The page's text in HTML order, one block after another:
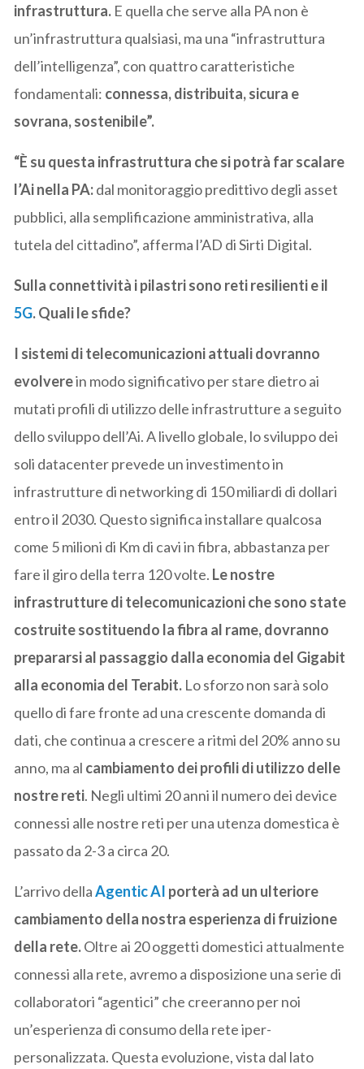
infrastruttura. E quella che serve alla PA non è
un’infrastruttura qualsiasi, ma una “infrastruttura
dell’intelligenza”, con quattro caratteristiche
fondamentali: connessa, distribuita, sicura e
sovrana, sostenibile”.
“È su questa infrastruttura che si potrà far scalare
l’Ai nella PA:dal monitoraggio predittivo degli asset
pubblici, alla semplificazione amministrativa, alla
tutela del cittadino”, afferma l’AD di Sirti Digital.
Sulla connettività i pilastri sono reti resilienti e il
5G. Quali le sfide?
I sistemi di telecomunicazioni attuali dovranno
evolverein modo significativo per stare dietro ai
mutati profili di utilizzo delle infrastrutture a seguito
dello sviluppo dell’Ai. A livello globale, lo sviluppo dei
soli datacenter prevede un investimento in
infrastrutture di networking di 150 miliardi di dollari
entro il 2030. Questo significa installare qualcosa
come 5 milioni di Km di cavi in fibra, abbastanza per
fare il giro della terra 120 volte. Le nostre
infrastrutture di telecomunicazioni che sono state
costruite sostituendo la fibra al rame, dovranno
prepararsi al passaggio dalla economia del Gigabit
alla economia del Terabit. Lo sforzo non sarà solo
quello di fare fronte ad una crescente domanda di
dati, che continua a crescere a ritmi del 20% anno su
anno, ma al cambiamento dei profili di utilizzo delle
nostre reti. Negli ultimi 20 anni il numero dei device
connessi alle nostre reti per una utenza domestica è
passato da 2-3 a circa 20.
L’arrivo dellaAgentic AI porterà ad un ulteriore
cambiamento della nostra esperienza di fruizione
della rete.Oltre ai 20 oggetti domestici attualmente
connessi alla rete, avremo a disposizione una serie di
collaboratori “agentici” che creeranno per noi
un’esperienza di consumo della rete iper-
personalizzata. Questa evoluzione, vista dal lato